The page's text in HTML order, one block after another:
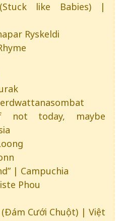
like Babies) |
Ryskeldi
not today, maybe
| Campuchia
Phou
Cưới Chuột) | Việt